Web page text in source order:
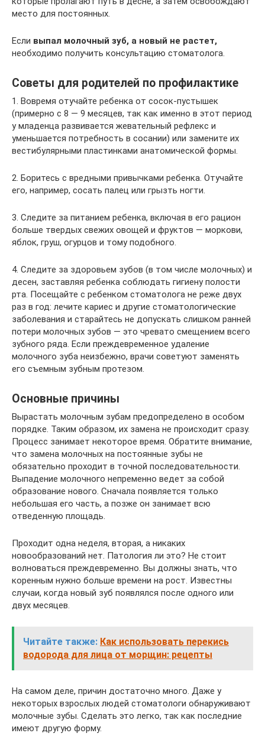
место для постоянных.
Если выпал молочный зуб, а новый не растет,
необходимо получить консультацию стоматолога.
Советы для родителей по профилактике
1. Вовремя отучайте ребенка от сосок-пустышек
(примерно с 8 — 9 месяцев, так как именно в этот период
у младенца развивается жевательный рефлекс и
уменьшается потребность в сосании) или замените их
вестибулярными пластинками анатомической формы.
2. Боритесь с вредными привычками ребенка. Отучайте
его, например, сосать палец или грызть ногти.
3. Следите за питанием ребенка, включая в его рацион
больше твердых свежих овощей и фруктов — моркови,
яблок, груш, огурцов и тому подобного.
4. Следите за здоровьем зубов (в том числе молочных) и
десен, заставляя ребенка соблюдать гигиену полости
рта. Посещайте с ребенком стоматолога не реже двух
раз в год: лечите кариес и другие стоматологические
заболевания и старайтесь не допускать слишком ранней
потери молочных зубов — это чревато смещением всего
зубного ряда. Если преждевременное удаление
молочного зуба неизбежно, врачи советуют заменять
его съемным зубным протезом.
Основные причины
Вырастать молочным зубам предопределено в особом
порядке. Таким образом, их замена не происходит сразу.
Процесс занимает некоторое время. Обратите внимание,
что замена молочных на постоянные зубы не
обязательно проходит в точной последовательности.
Выпадение молочного непременно ведет за собой
образование нового. Сначала появляется только
небольшая его часть, а позже он занимает всю
отведенную площадь.
Проходит одна неделя, вторая, а никаких
новообразований нет. Патология ли это? Не стоит
волноваться преждевременно. Вы должны знать, что
коренным нужно больше времени на рост. Известны
случаи, когда новый зуб появлялся после одного или
двух месяцев.
Читайте также: Как использовать перекись
водорода для лица от морщин: рецепты
На самом деле, причин достаточно много. Даже у
некоторых взрослых людей стоматологи обнаруживают
молочные зубы. Сделать это легко, так как последние
имеют другую форму.